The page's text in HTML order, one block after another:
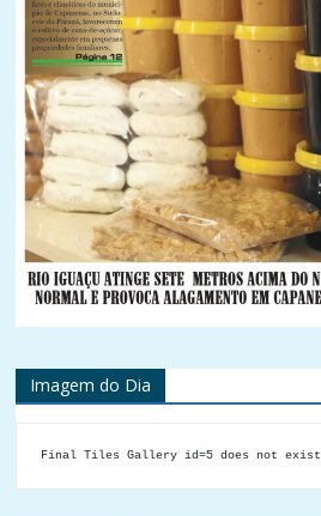
Imagem do Dia
Final Tiles Gallery id=5 does not exist